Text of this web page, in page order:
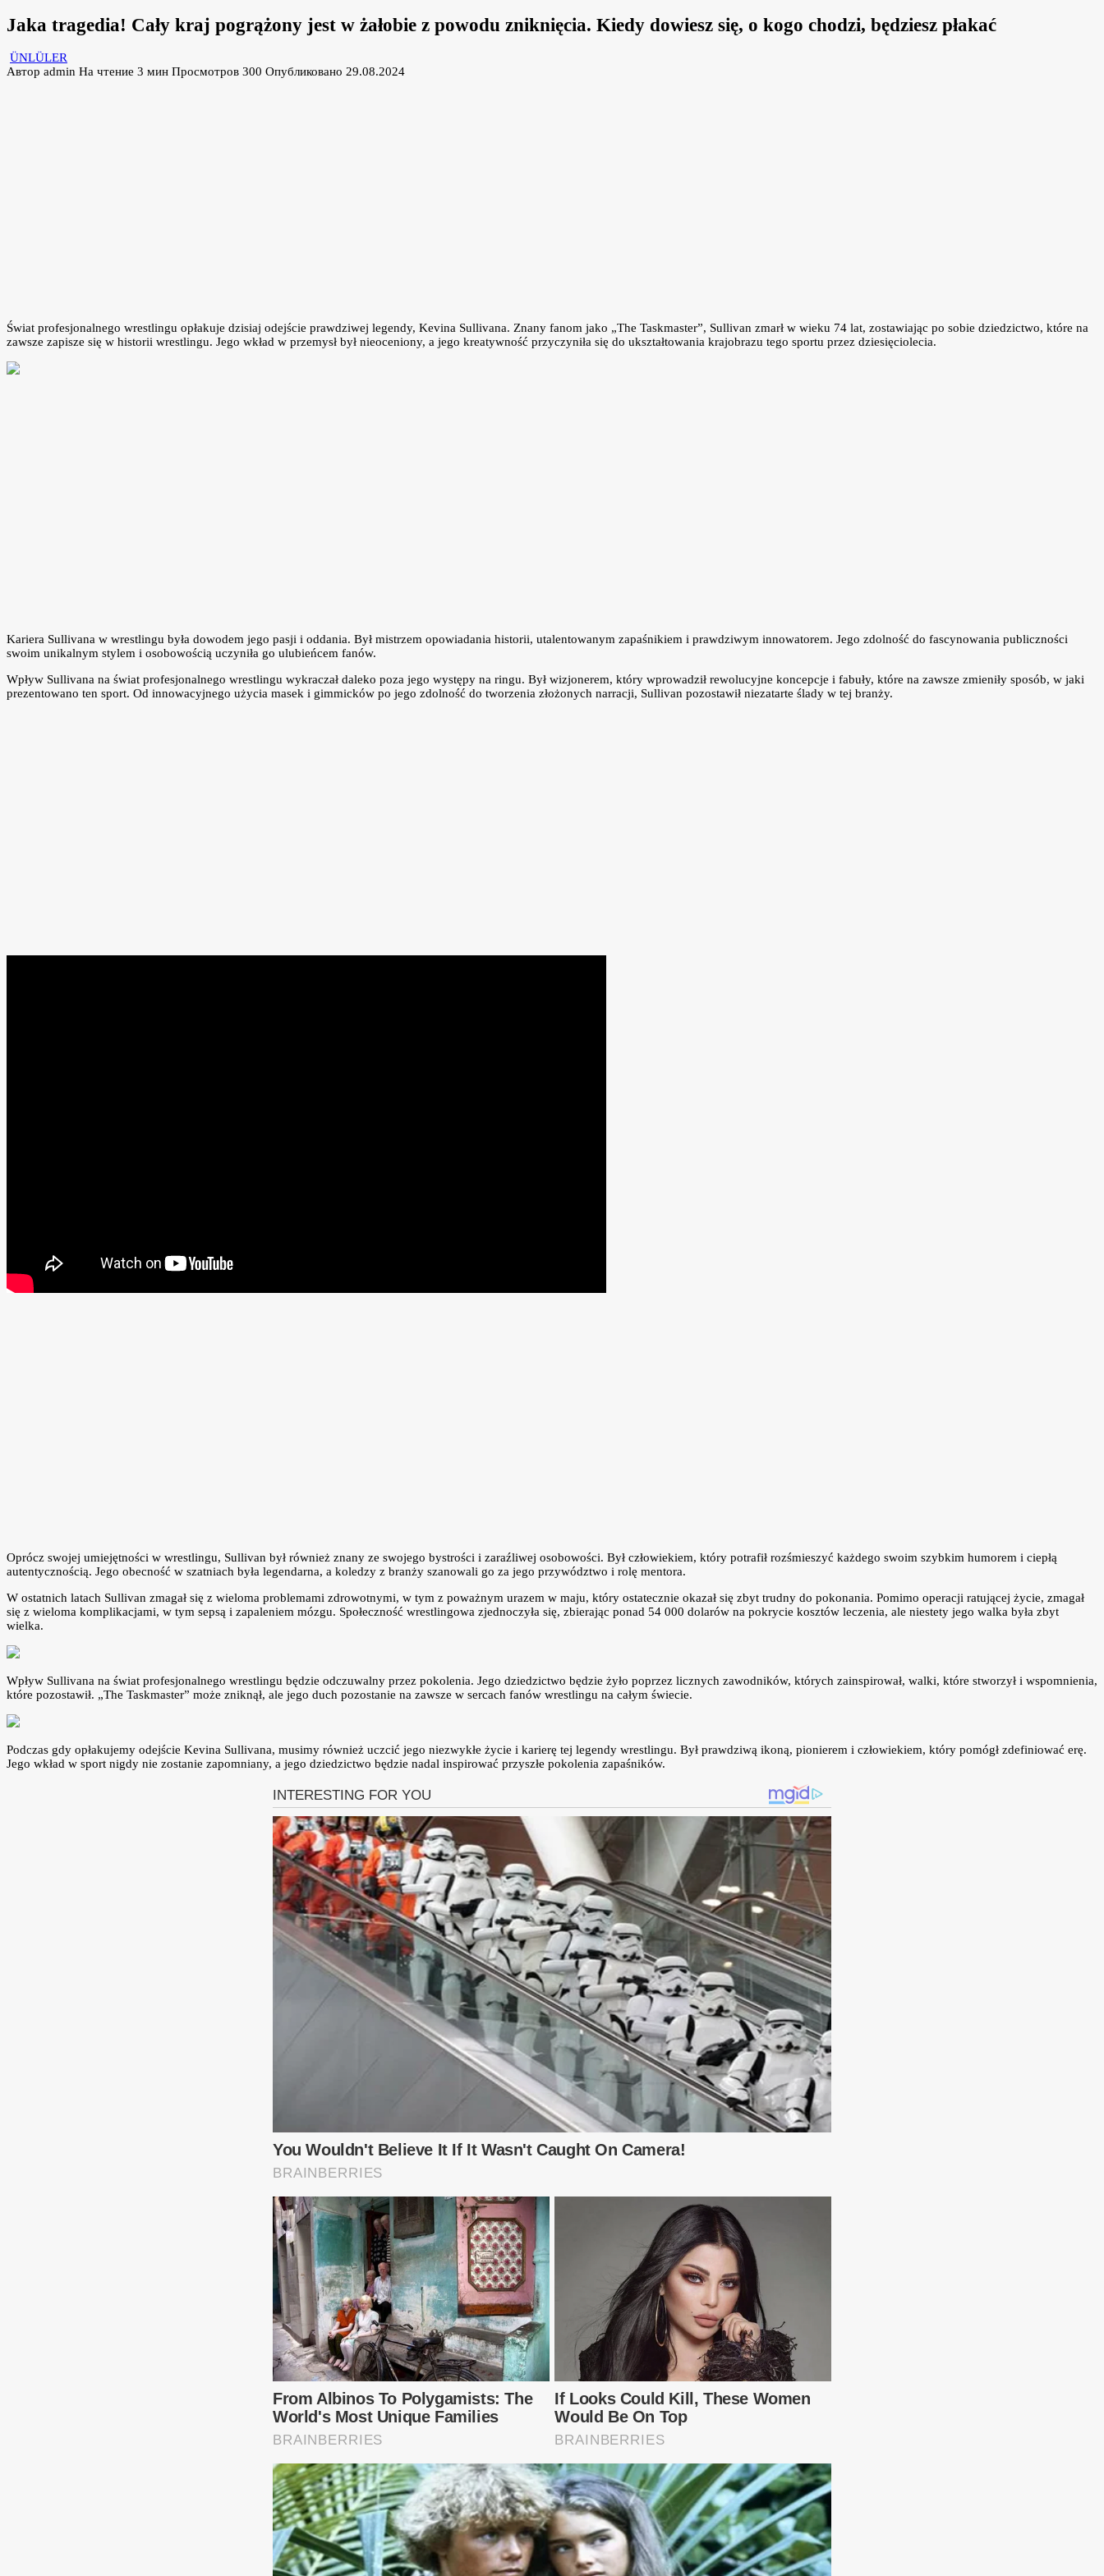
Jaka tragedia! Cały kraj pogrążony jest w żałobie z powodu zniknięcia. Kiedy dowiesz się, o kogo chodzi, będziesz płakać
ÜNLÜLER
Автор admin На чтение 3 мин Просмотров 300 Опубликовано 29.08.2024
Świat profesjonalnego wrestlingu opłakuje dzisiaj odejście prawdziwej legendy, Kevina Sullivana. Znany fanom jako „The Taskmaster”, Sullivan zmarł w wieku 74 lat, zostawiając po sobie dziedzictwo, które na
zawsze zapisze się w historii wrestlingu. Jego wkład w przemysł był nieoceniony, a jego kreatywność przyczyniła się do ukształtowania krajobrazu tego sportu przez dziesięciolecia.
Kariera Sullivana w wrestlingu była dowodem jego pasji i oddania. Był mistrzem opowiadania historii, utalentowanym zapaśnikiem i prawdziwym innowatorem. Jego zdolność do fascynowania publiczności
swoim unikalnym stylem i osobowością uczyniła go ulubieńcem fanów.
Wpływ Sullivana na świat profesjonalnego wrestlingu wykraczał daleko poza jego występy na ringu. Był wizjonerem, który wprowadził rewolucyjne koncepcje i fabuły, które na zawsze zmieniły sposób, w jaki
prezentowano ten sport. Od innowacyjnego użycia masek i gimmicków po jego zdolność do tworzenia złożonych narracji, Sullivan pozostawił niezatarte ślady w tej branży.
Oprócz swojej umiejętności w wrestlingu, Sullivan był również znany ze swojego bystrości i zaraźliwej osobowości. Był człowiekiem, który potrafił rozśmieszyć każdego swoim szybkim humorem i ciepłą
autentycznością. Jego obecność w szatniach była legendarna, a koledzy z branży szanowali go za jego przywództwo i rolę mentora.
W ostatnich latach Sullivan zmagał się z wieloma problemami zdrowotnymi, w tym z poważnym urazem w maju, który ostatecznie okazał się zbyt trudny do pokonania. Pomimo operacji ratującej życie, zmagał
się z wieloma komplikacjami, w tym sepsą i zapaleniem mózgu. Społeczność wrestlingowa zjednoczyła się, zbierając ponad 54 000 dolarów na pokrycie kosztów leczenia, ale niestety jego walka była zbyt
wielka.
Wpływ Sullivana na świat profesjonalnego wrestlingu będzie odczuwalny przez pokolenia. Jego dziedzictwo będzie żyło poprzez licznych zawodników, których zainspirował, walki, które stworzył i wspomnienia,
które pozostawił. „The Taskmaster” może zniknął, ale jego duch pozostanie na zawsze w sercach fanów wrestlingu na całym świecie.
Podczas gdy opłakujemy odejście Kevina Sullivana, musimy również uczcić jego niezwykłe życie i karierę tej legendy wrestlingu. Był prawdziwą ikoną, pionierem i człowiekiem, który pomógł zdefiniować erę.
Jego wkład w sport nigdy nie zostanie zapomniany, a jego dziedzictwo będzie nadal inspirować przyszłe pokolenia zapaśników.